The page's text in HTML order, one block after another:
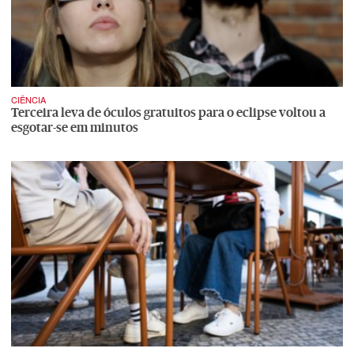
CIÊNCIA
Terceira leva de óculos gratuitos para o eclipse voltou a
esgotar-se em minutos